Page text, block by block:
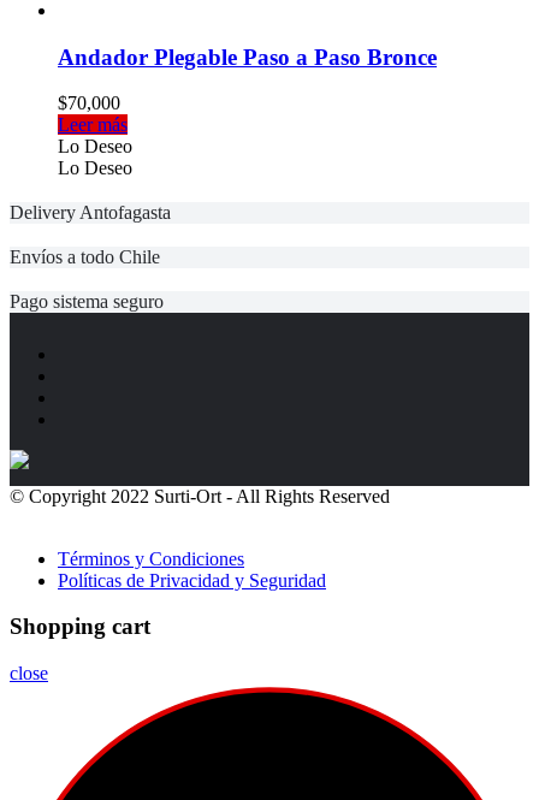
$15,500
Las
opciones
Andador Plegable Paso a Paso Bronce
$70,000
Leer más
Lo Deseo
Lo Deseo
Delivery Antofagasta
Envíos a todo Chile
Pago sistema seguro
© Copyright 2022 Surti-Ort - All Rights Reserved
Términos y Condiciones
Políticas de Privacidad y Seguridad
Shopping cart
close